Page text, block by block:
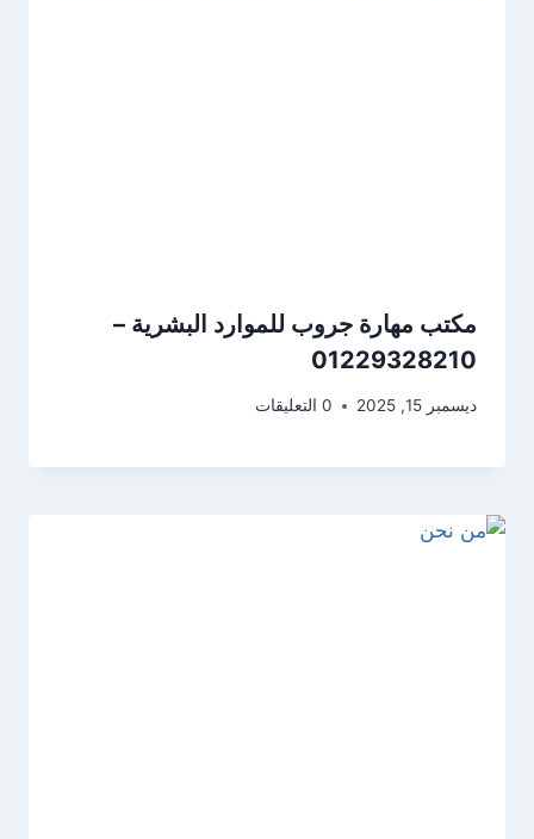
مكتب مهارة جروب للموارد البشرية –
01229328210
ديسمبر 15, 2025 0 التعليقات